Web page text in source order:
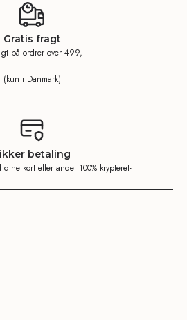
Gratis fragt
på ordrer over 499,-
(kun i Danmark)
betaling
kort eller andet 100% krypteret-